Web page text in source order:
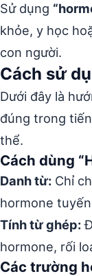
Sử dụng
khỏe, y học
con người.
Cách sử
Dưới đây là
đúng trong
thể.
Cách dùng
Danh từ: Chỉ
hormone
Tính từ ghép:
hormone, rối
Các trường